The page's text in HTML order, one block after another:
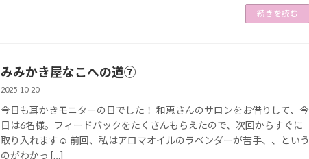
続きを読む
みみかき屋なこへの道⑦
2025-10-20
今日も耳かきモニターの日でした！ 和恵さんのサロンをお借りして、今
日は6名様。フィードバックをたくさんもらえたので、次回からすぐに
取り入れます☺ 前回、私はアロマオイルのラベンダーが苦手、、という
のがわかっ […]